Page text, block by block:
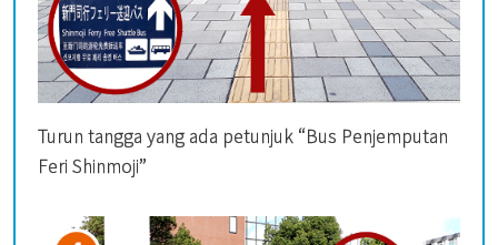
Turun tangga yang ada petunjuk “Bus Penjemputan
Feri Shinmoji”